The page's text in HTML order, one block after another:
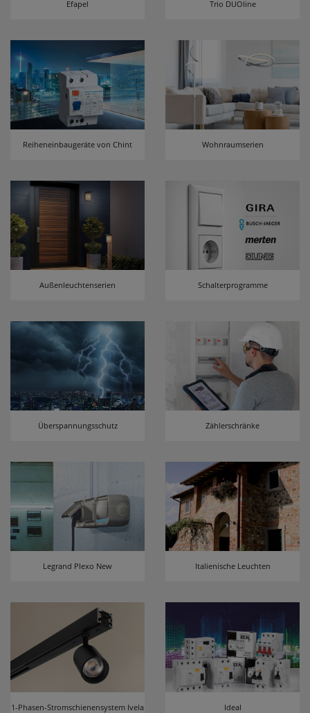
Efapel Trio DUOline
Reiheneinbaugeräte von Chint Wohnraumserien
Außenleuchtenserien Schalterprogramme
Überspannungsschutz Zählerschränke
Legrand Plexo New Italienische Leuchten
1-Phasen-Stromschienensystem Ivela Ideal
erneutem Aufruf die entsprechende Auswahl
Google Maps
Konfiguration speichern
Alle Cookies akzeptieren